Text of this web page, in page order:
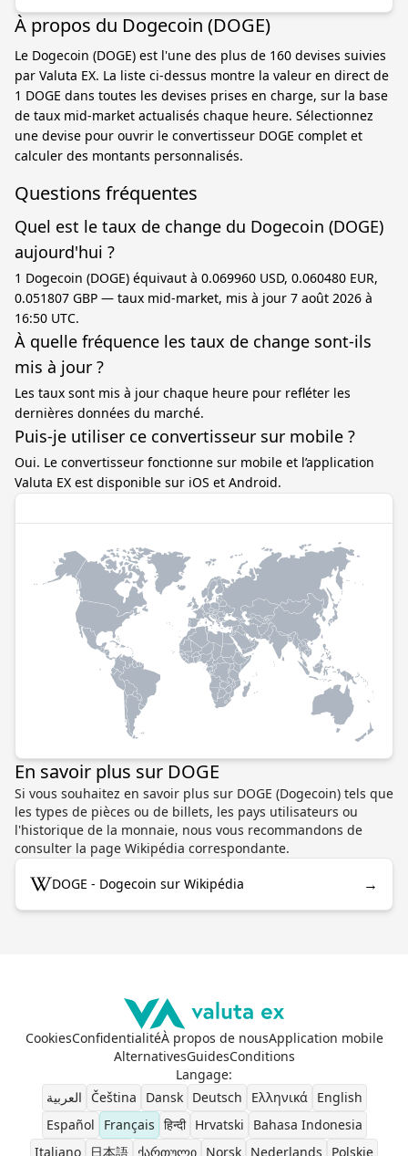
À propos du Dogecoin (DOGE)
Le Dogecoin (DOGE) est l'une des plus de 160 devises suivies
par Valuta EX. La liste ci-dessus montre la valeur en direct de
1 DOGE dans toutes les devises prises en charge, sur la base
de taux mid-market actualisés chaque heure. Sélectionnez
une devise pour ouvrir le convertisseur DOGE complet et
calculer des montants personnalisés.
Questions fréquentes
Quel est le taux de change du Dogecoin (DOGE)
aujourd'hui ?
1 Dogecoin (DOGE) équivaut à 0.069960 USD, 0.060480 EUR,
0.051807 GBP — taux mid-market, mis à jour 7 août 2026 à
16:50 UTC.
À quelle fréquence les taux de change sont-ils
mis à jour ?
Les taux sont mis à jour chaque heure pour refléter les
dernières données du marché.
Puis-je utiliser ce convertisseur sur mobile ?
Oui. Le convertisseur fonctionne sur mobile et l’application
Valuta EX est disponible sur iOS et Android.
En savoir plus sur DOGE
Si vous souhaitez en savoir plus sur DOGE (Dogecoin) tels que
les types de pièces ou de billets, les pays utilisateurs ou
l'historique de la monnaie, nous vous recommandons de
consulter la page Wikipédia correspondante.
DOGE - Dogecoin sur Wikipédia →
CookiesConfidentialitéÀ propos de nousApplication mobile
AlternativesGuidesConditions
Langage:
العربية
Čeština Dansk Deutsch Ελληνικά
English
Español
Français हिन्दी Hrvatski
Bahasa Indonesia
Italiano
日本語 ქართული Norsk Nederlands Polskie